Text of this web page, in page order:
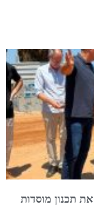
תכנון מוסדות